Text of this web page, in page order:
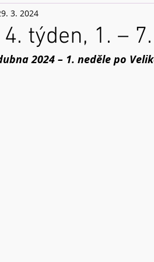
týden, 1. –
3. 2024
2024 – 1. neděle po